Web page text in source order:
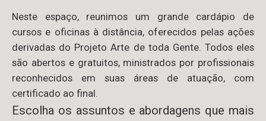
Neste espaço, reunimos um grande cardápio de
cursos e oficinas à distância, oferecidos pelas ações
derivadas do Projeto Arte de toda Gente. Todos eles
são abertos e gratuitos, ministrados por profissionais
reconhecidos em suas áreas de atuação, com
certificado ao final.
Escolha os assuntos e abordagens que mais